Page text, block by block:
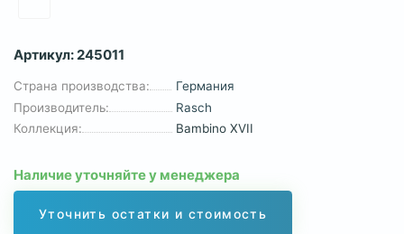
Артикул:245011
Страна производства:
Германия
Производитель:
Rasch
Коллекция:
Bambino XVII
Наличие уточняйте у менеджера
Уточнить остатки и стоимость